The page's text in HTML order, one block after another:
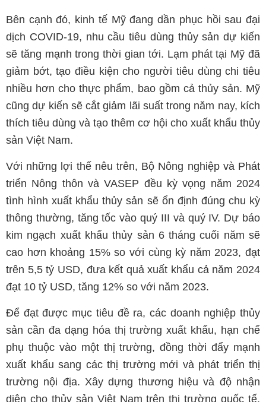
Bên cạnh đó, kinh tế Mỹ đang dần phục hồi sau đại
dịch COVID-19, nhu cầu tiêu dùng thủy sản dự kiến
sẽ tăng mạnh trong thời gian tới. Lạm phát tại Mỹ đã
giảm bớt, tạo điều kiện cho người tiêu dùng chi tiêu
nhiều hơn cho thực phẩm, bao gồm cả thủy sản. Mỹ
cũng dự kiến sẽ cắt giảm lãi suất trong năm nay, kích
thích tiêu dùng và tạo thêm cơ hội cho xuất khẩu thủy
sản Việt Nam.
Với những lợi thế nêu trên, Bộ Nông nghiệp và Phát
triển Nông thôn và VASEP đều kỳ vọng năm 2024
tình hình xuất khẩu thủy sản sẽ ổn định đúng chu kỳ
thông thường, tăng tốc vào quý III và quý IV. Dự báo
kim ngạch xuất khẩu thủy sản 6 tháng cuối năm sẽ
cao hơn khoảng 15% so với cùng kỳ năm 2023, đạt
trên 5,5 tỷ USD, đưa kết quả xuất khẩu cả năm 2024
đạt 10 tỷ USD, tăng 12% so với năm 2023.
Để đạt được mục tiêu đề ra, các doanh nghiệp thủy
sản cần đa dạng hóa thị trường xuất khẩu, hạn chế
phụ thuộc vào một thị trường, đồng thời đẩy mạnh
xuất khẩu sang các thị trường mới và phát triển thị
trường nội địa. Xây dựng thương hiệu và độ nhận
diện cho thủy sản Việt Nam trên thị trường quốc tế.